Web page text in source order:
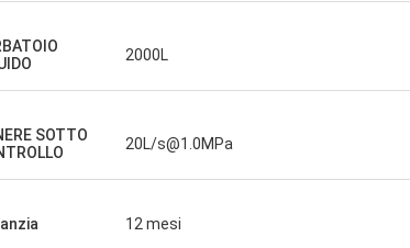
2000L
SOTTO
20L/s@1.0MPa
12 mesi